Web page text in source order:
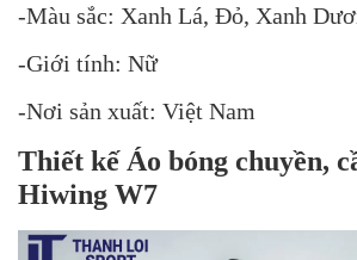
-Màu sắc: Xanh Lá, Đỏ, Xanh
-Giới tính: Nữ
-Nơi sản xuất: Việt Nam
Thiết kế Áo bóng chuyền,
Hiwing W7